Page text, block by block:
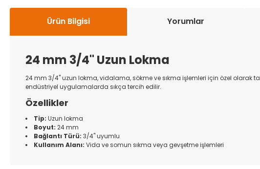
Ürün Bilgisi Yorumlar
24 mm 3/4'' Uzun Lokma
24 mm 3/4'' uzun lokma, vidalama, sökme ve sıkma işlemleri için özel olarak
endüstriyel uygulamalarda sıkça tercih edilir.
Özellikler
Tip: Uzun lokma
Boyut: 24 mm
Bağlantı Türü: 3/4'' uyumlu
Kullanım Alanı: Vida ve somun sıkma veya gevşetme işlemleri